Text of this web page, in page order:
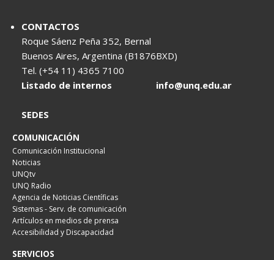
CONTACTOS
Roque Sáenz Peña 352, Bernal
Buenos Aires, Argentina (B1876BXD)
Tel. (+54 11) 4365 7100
Listado de internos
info@unq.edu.ar
SEDES
COMUNICACIÓN
Comunicación Institucional
Noticias
UNQtv
UNQ Radio
Agencia de Noticias Científicas
Sistemas - Serv. de comunicación
Artículos en medios de prensa
Accesibilidad y Discapacidad
SERVICIOS